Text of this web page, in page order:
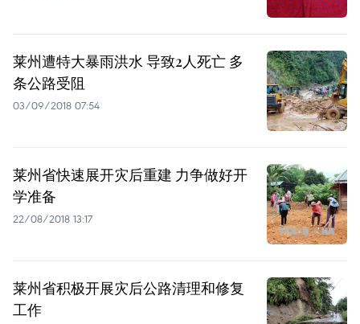
莱州遭特大暴雨洪水 导致2人死亡 多
条公路受阻
03/09/2018 07:54
莱州省快速展开灾后重建 力争做好开
学准备
22/08/2018 13:17
莱州省积极开展灾后公路清理和修复
工作